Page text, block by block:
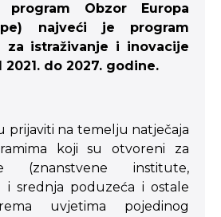
program Obzor Europa
najveći je program
za istraživanje i inovacije
do 2027. godine.
prijaviti na temelju natječaja
koji su otvoreni za
(znanstvene institute,
i srednja poduzeća i ostale
uvjetima pojedinog